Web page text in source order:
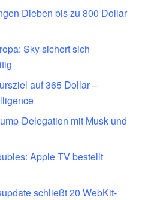
Dieben bis zu 800 Dollar
Sky sichert sich
auf 365 Dollar –
Delegation mit Musk und
Apple TV bestellt
schließt 20 WebKit-